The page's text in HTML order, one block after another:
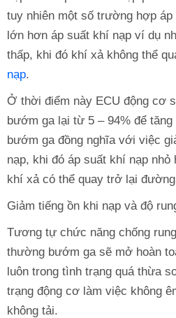
tuy nhiên một số trường hợp
lớn hơn áp suất khí nạp ví dụ
thấp, khi đó khí xả không thể
nạp.
Ở thời điểm này ECU động cơ
bướm ga lại từ 5 – 94% để tăng
bướm ga đồng nghĩa với việc
nạp, khi đó áp suất khí nạp
khí xả có thể quay trở lại
Giảm tiếng ồn khi nạp và độ
Tương tự chức năng chống
thường bướm ga sẽ mở hoàn
luôn trong tình trạng quá thừa
trạng động cơ làm việc không
không tải.